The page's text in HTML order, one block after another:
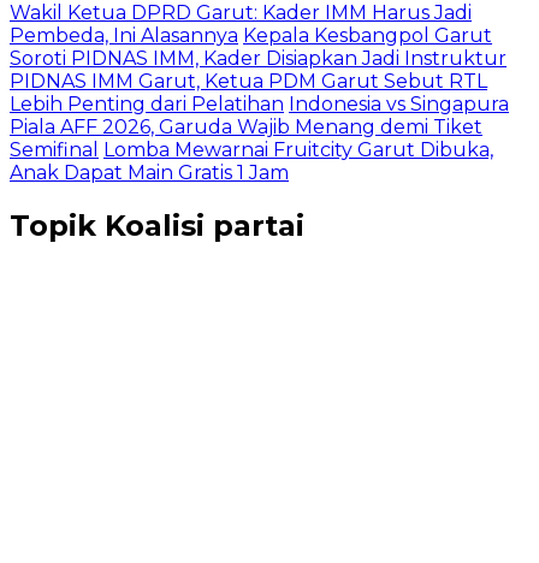
Wakil Ketua DPRD Garut: Kader IMM Harus Jadi
Pembeda, Ini Alasannya Kepala Kesbangpol Garut
Soroti PIDNAS IMM, Kader Disiapkan Jadi Instruktur
PIDNAS IMM Garut, Ketua PDM Garut Sebut RTL
Lebih Penting dari Pelatihan Indonesia vs Singapura
Piala AFF 2026, Garuda Wajib Menang demi Tiket
Semifinal Lomba Mewarnai Fruitcity Garut Dibuka,
Anak Dapat Main Gratis 1 Jam
Topik Koalisi partai